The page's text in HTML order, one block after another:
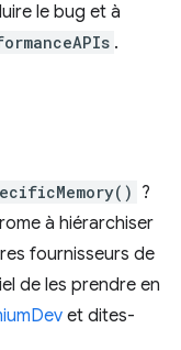
le bug et à
.
?
à hiérarchiser
fournisseurs de
de les prendre en
et dites-